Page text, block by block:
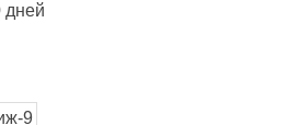
дней